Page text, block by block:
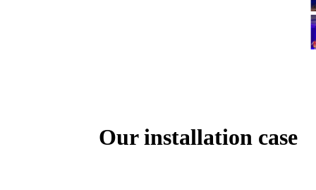
Our installation case